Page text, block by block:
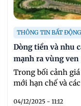
THÔNG TIN BẤT
Dòng tiền và nhu
mạnh ra vùng ven
Trong bối cảnh
mới hạn chế và
04/12/2025 - 11:12